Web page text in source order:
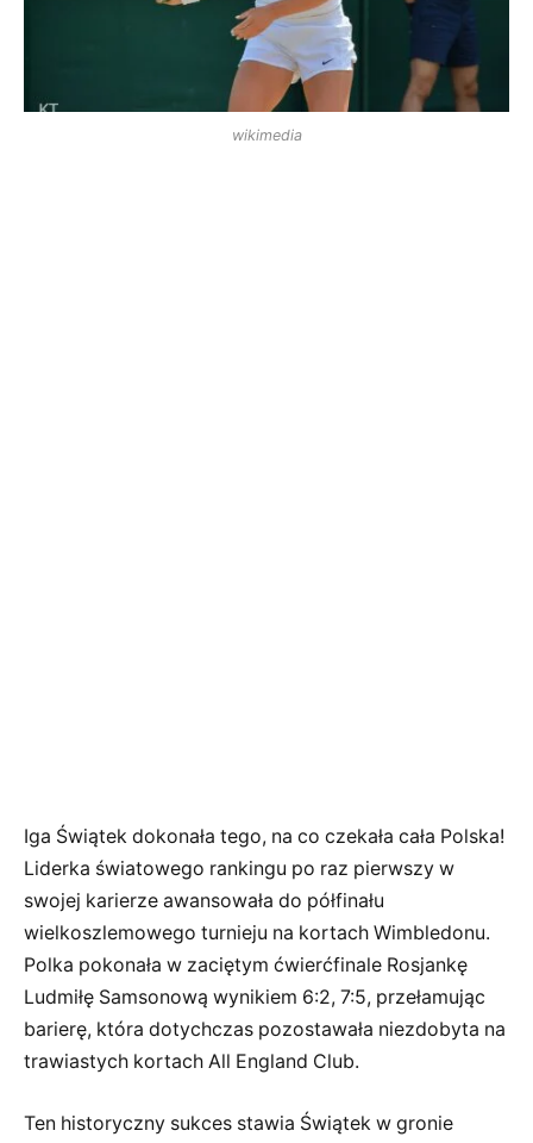
wikimedia
Iga Świątek dokonała tego, na co czekała cała Polska!
Liderka światowego rankingu po raz pierwszy w
swojej karierze awansowała do półfinału
wielkoszlemowego turnieju na kortach Wimbledonu.
Polka pokonała w zaciętym ćwierćfinale Rosjankę
Ludmiłę Samsonową wynikiem 6:2, 7:5, przełamując
barierę, która dotychczas pozostawała niezdobyta na
trawiastych kortach All England Club.
Ten historyczny sukces stawia Świątek w gronie